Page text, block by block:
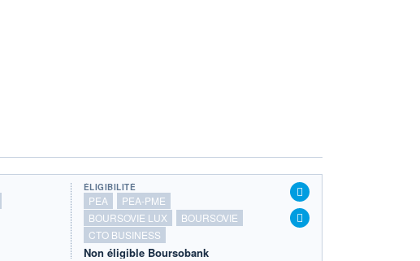
ÉLIGIBILITÉ
PEA
PEA-PME
BOURSOVIE LUX
BOURSOVIE
CTO BUSINESS
Non éligible Boursobank